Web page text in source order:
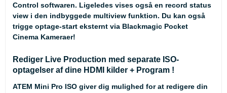
Control softwaren. Ligeledes vises også en record status
view i den indbyggede multiview funktion. Du kan også
trigge optage-start eksternt via Blackmagic Pocket
Cinema Kameraer!
Rediger Live Production med separate ISO-
optagelser af dine HDMI kilder + Program !
ATEM Mini Pro ISO giver dig mulighed for at redigere din